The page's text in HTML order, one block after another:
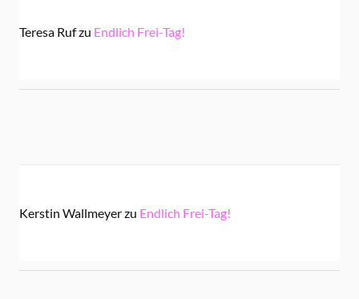
Teresa Rufzu Endlich Frei-Tag!
Kerstin Wallmeyerzu Endlich Frei-Tag!